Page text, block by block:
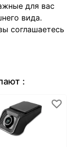
для вас
вида.
соглашаетесь
: